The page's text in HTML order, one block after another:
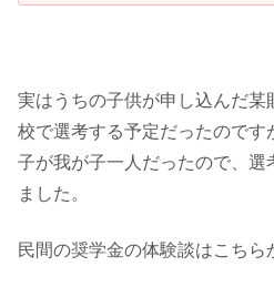
実はうちの子供が申し込んだ某
校で選考する予定だったのです
子が我が子一人だったので、選
ました。
民間の奨学金の体験談はこちら